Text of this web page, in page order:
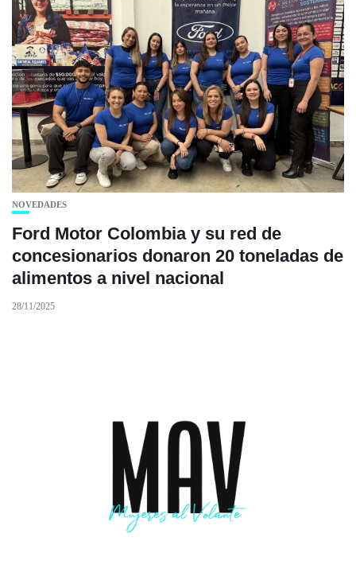
NOVEDADES
Ford Motor Colombia y su red de
concesionarios donaron 20 toneladas de
alimentos a nivel nacional
28/11/2025